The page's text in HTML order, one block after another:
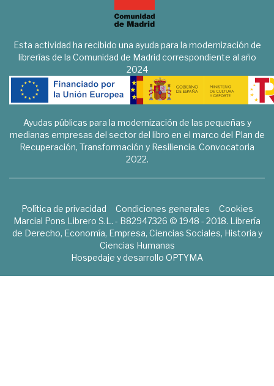
Esta actividad ha recibido una ayuda para la modernización de
librerías de la Comunidad de Madrid correspondiente al año
2024
Ayudas públicas para la modernización de las pequeñas y
medianas empresas del sector del libro en el marco del Plan de
Recuperación, Transformación y Resiliencia. Convocatoria
2022.
Política de privacidad Condiciones generales
Cookies
Marcial Pons Librero S.L. - B82947326 © 1948 - 2018. Librería
de Derecho, Economía, Empresa, Ciencias Sociales, Historia y
Ciencias Humanas
Hospedaje y desarrollo OPTYMA